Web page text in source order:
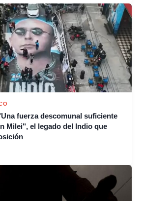
fuerza descomunal suficiente
Milei", el legado del Indio que